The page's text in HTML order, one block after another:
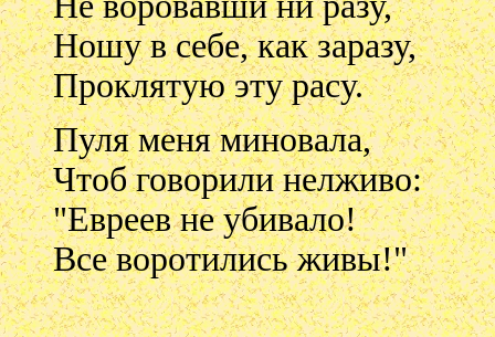
Ношу в себе, как заразу,
Проклятую эту расу.
Пуля меня миновала,
Чтоб говорили нелживо:
"Евреев не убивало!
Все воротились живы!"